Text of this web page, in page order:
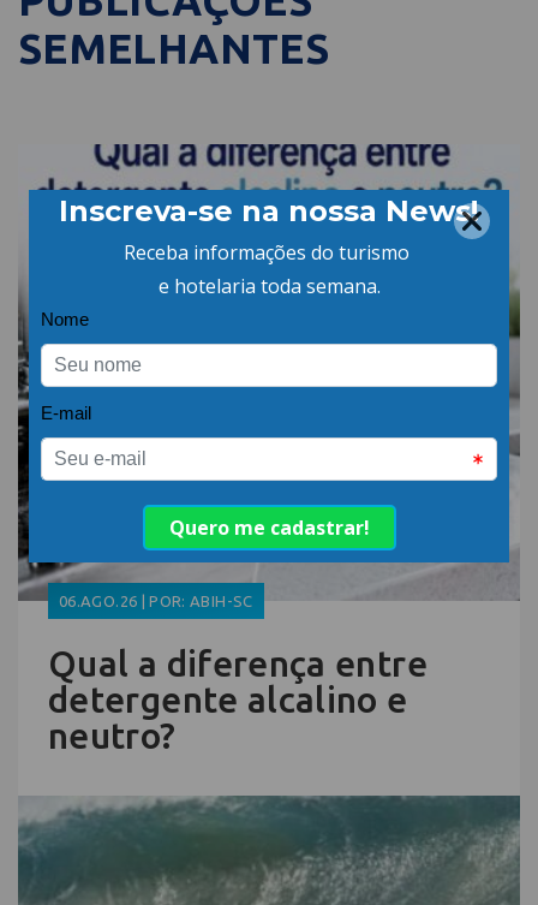
SEMELHANTES
06.AGO.26 | POR: ABIH-SC
Qual a diferença entre
detergente alcalino e
neutro?